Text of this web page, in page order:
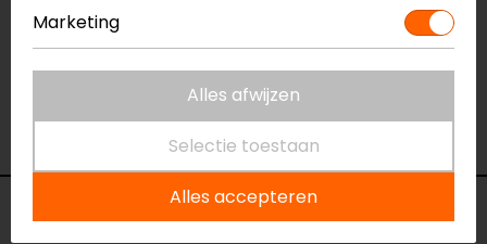
vanonze winkels
in Breda, Capelle aan den IJssel,
Eindhoven, Vianen of Apeldoorn. In de winkels kun je
het product bekijken & passen en staan onze
verkoopmedewerkers voor je klaar met advies.
Bekijk ook onze anderetextiele motorjassen.
Specificaties
Marketing
Alles afwijzen
Selectie toestaan
Alles accepteren